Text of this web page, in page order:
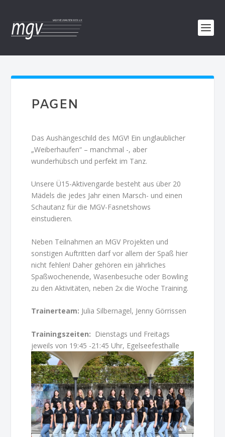
PAGEN
Das Aushängeschild des MGV! Ein unglaublicher
„Weiberhaufen“ – manchmal -, aber
wunderhübsch und perfekt im Tanz.
Unsere Ü15-Aktivengarde besteht aus über 20
Mädels die jedes Jahr einen Marsch- und einen
Schautanz für die MGV-Fasnetshows
einstudieren.
Neben Teilnahmen an MGV Projekten und
sonstigen Auftritten darf vor allem der Spaß hier
nicht fehlen! Daher gehören ein jährliches
Spaßwochenende, Wasenbesuche oder Bowling
zu den Aktivitäten, neben 2x die Woche Training.
Trainerteam: Julia Silbernagel, Jenny Görrissen
Trainingszeiten: Dienstags und Freitags
jeweils von 19:45 -21:45 Uhr, Egelseefesthalle